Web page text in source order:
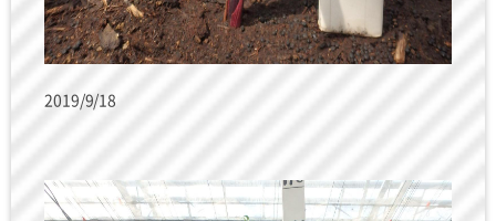
2019/9/18